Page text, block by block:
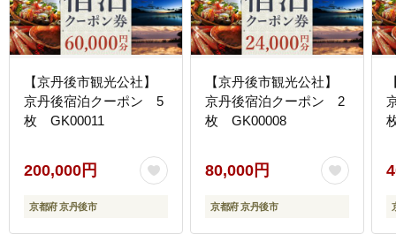
【京丹後市観光公社】
京丹後宿泊クーポン 5
枚 GK00011
200,000円
京都府 京丹後市
【京丹後市観光公社】
京丹後宿泊クーポン 2
枚 GK00008
80,000円
京都府 京丹後市